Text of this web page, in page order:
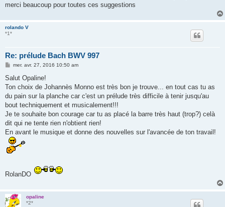
merci beaucoup pour toutes ces suggestions
rolando V
*1*
Re: prélude Bach BWV 997
M
s
a
g
mer. avr. 27, 2016 10:50 am
Salut Opaline!
Ton choix de Johannès Monno est très bon je trouve... en tout cas tu as
du pain sur la planche car c'est un prélude très difficile à tenir jusqu'au
bout techniquement et musicalement!!!
Je te souhaite bon courage car tu as placé la barre très haut (trop?) celà
dit qui ne tente rien n'obtient rien!
En avant le musique et donne des nouvelles sur l'avancée de ton travail!
RolanDO
opaline
*2*